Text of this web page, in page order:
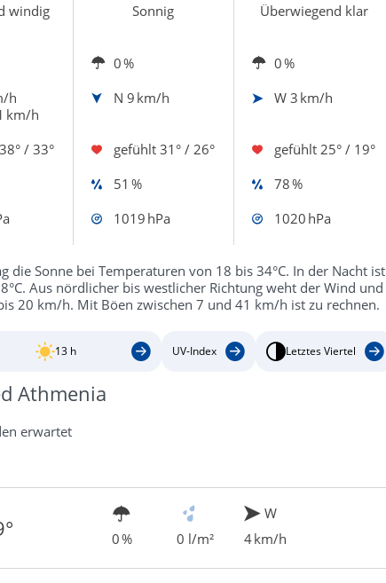
windig Sonnig Überwiegend klar
0 %
0 %
h
km/h
N 9 km/h W 3 km/h
38° / 33° gefühlt 31° / 26° gefühlt 25° / 19°
51 %
78 %
1019 hPa 1020 hPa
die Sonne bei Temperaturen von 18 bis 34°C. In der Nacht ist
Aus nördlicher bis westlicher Richtung weht der Wind und
20 km/h. Mit Böen zwischen 7 und 41 km/h ist zu rechnen.
13 h UV-Index Letztes Viertel
Athmenia
erwartet
0 % 0 l/m²
W
4 km/h